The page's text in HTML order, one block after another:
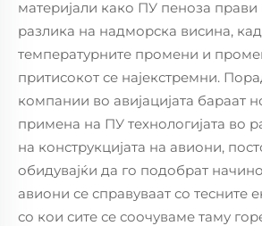
материјали како ПУ пеноза прави
разлика на надморска висина,
температурните промени и
притисокот се најекстремни.
компании во авијацијата бараат
примена на ПУ технологијата во
на конструкцијата на авиони,
обидувајќи да го подобрат
авиони се справуваат со
со кои сите се соочуваме таму